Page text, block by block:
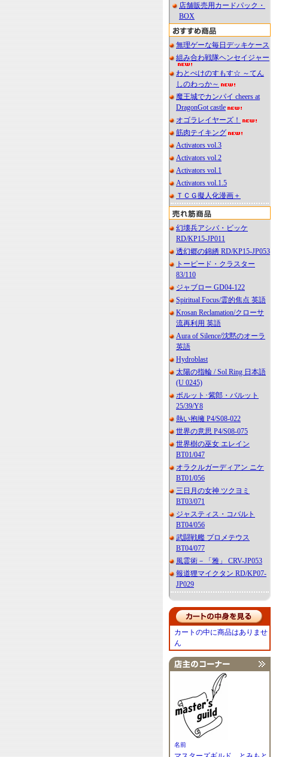
店舗販売用カードパック・
BOX
無理ゲーな毎日デッキケース
組み合わ戦隊ヘンセイジャー
わとぺけのすもす☆ ～てん
しのわっか～
魔王城でカンパイ cheers at
DragonGot castle
オゴラレイヤーズ！
筋肉テイキング
Activators vol.3
Activators vol.2
Activators vol.1
Activators vol.1.5
ＴＣＧ擬人化漫画＋
幻壊兵アシバ・ビッケ
RD/KP15-JP011
透幻郷の錦綉 RD/KP15-JP053
トーピード・クラスター
83/110
ジャブロー GD04-122
Spiritual Focus/霊的焦点 英語
Krosan Reclamation/クローサ
流再利用 英語
Aura of Silence/沈黙のオーラ
英語
Hydroblast
太陽の指輪 / Sol Ring 日本語
(U 0245)
ボルット･紫郎・バルット
25/39/Y8
熱い抱擁 P4/S08-022
世界の意思 P4/S08-075
世界樹の巫女 エレイン
BT01/047
オラクルガーディアン ニケ
BT01/056
三日月の女神 ツクヨミ
BT03/071
ジャスティス・コバルト
BT04/056
武闘戦艦 プロメテウス
BT04/077
風霊術－「雅」 CRV-JP053
報道狸マイクタン RD/KP07-
JP029
カートの中に商品はありませ
ん
名前